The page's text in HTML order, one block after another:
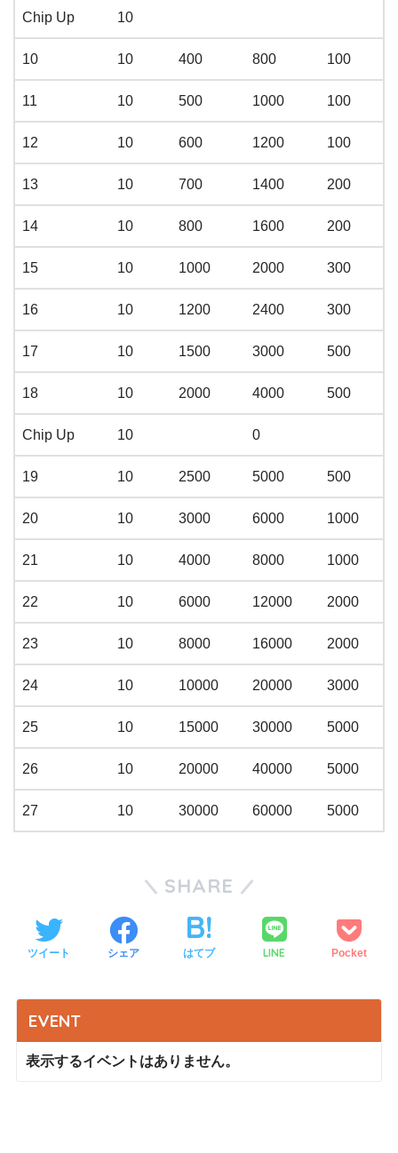
Chip Up 10
10 10 400 800 100
11 10 500 1000 100
12 10 600 1200 100
13 10 700 1400 200
14 10 800 1600 200
15 10 1000 2000 300
16 10 1200 2400 300
17 10 1500 3000 500
18 10 2000 4000 500
Chip Up 10 0
19 10 2500 5000 500
20 10 3000 6000 1000
21 10 4000 8000 1000
22 10 6000 12000 2000
23 10 8000 16000 2000
24 10 10000 20000 3000
25 10 15000 30000 5000
26 10 20000 40000 5000
27 10 30000 60000 5000
SHARE
ツイート シェア はてブ LINE Pocket
EVENT
表示するイベントはありません。